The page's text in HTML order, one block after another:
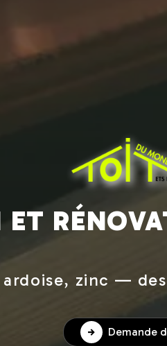
zinc —
Demande